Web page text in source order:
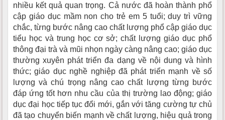
nhiều kết quả quan trọng. Cả nước đã hoàn thành phổ
cập giáo dục mầm non cho trẻ em 5 tuổi; duy trì vững
chắc, từng bước nâng cao chất lượng phổ cập giáo dục
tiểu học và trung học cơ sở; chất lượng giáo dục phổ
thông đại trà và mũi nhọn ngày càng nâng cao; giáo dục
thường xuyên phát triển đa dạng về nội dung và hình
thức; giáo dục nghề nghiệp đã phát triển mạnh về số
lượng và chú trọng nâng cao chất lượng từng bước
đáp ứng tốt hơn nhu cầu của thị trường lao động; giáo
dục đại học tiếp tục đổi mới, gắn với tăng cường tự chủ
đã tạo chuyển biến mạnh về chất lượng, hiệu quả trong